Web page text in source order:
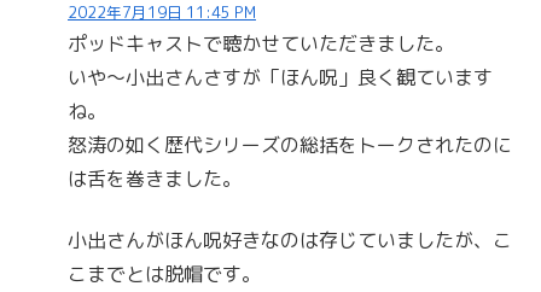
2022年7月19日 11:45 PM
ポッドキャストで聴かせていただきました。
いや～小出さんさすが「ほん呪」良く観ています
ね。
怒涛の如く歴代シリーズの総括をトークされたのに
は舌を巻きました。
小出さんがほん呪好きなのは存じていましたが、こ
こまでとは脱帽です。